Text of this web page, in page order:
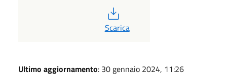
PDF
Scarica
Ultimo aggiornamento: 30 gennaio 2024, 11:26